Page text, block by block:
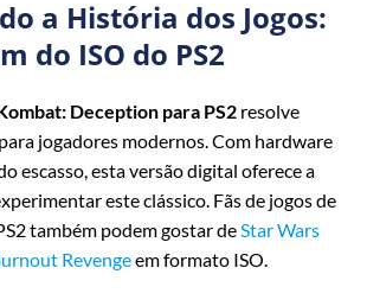
a História dos Jogos:
do ISO do PS2
Deception para PS2 resolve
jogadores modernos. Com hardware
escasso, esta versão digital oferece a
este clássico. Fãs de jogos de
também podem gostar de Star Wars
Revengeem formato ISO.